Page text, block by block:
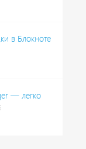
в Блокноте
— легко